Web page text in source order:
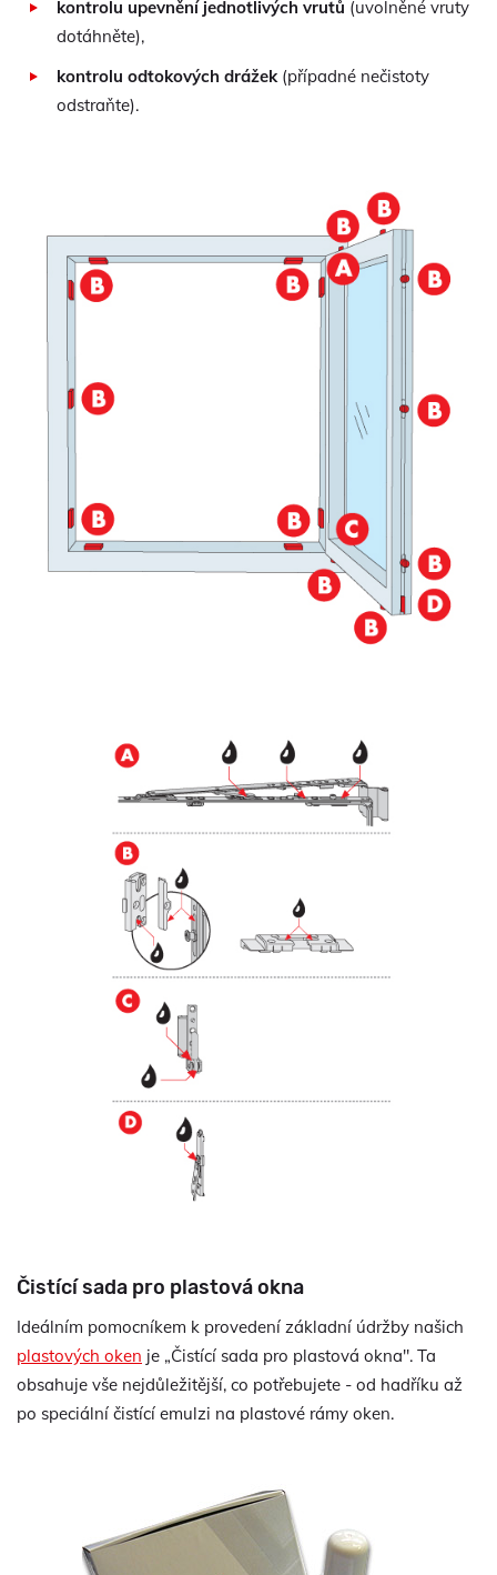
kontrolu upevnění jednotlivých vrutů (uvolněné vruty
dotáhněte),
kontrolu odtokových drážek (případné nečistoty
odstraňte).
Čistící sada pro plastová okna
Ideálním pomocníkem k provedení základní údržby našich
plastových oken je „Čistící sada pro plastová okna". Ta
obsahuje vše nejdůležitější, co potřebujete - od hadříku až
po speciální čistící emulzi na plastové rámy oken.